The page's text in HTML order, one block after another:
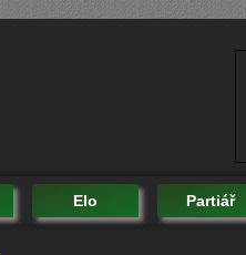
Elo Partiář